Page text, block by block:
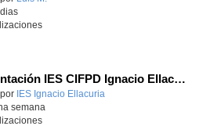
Presentación IES CIFPD Ignacio Ellacuría
educativo.
IES Ignacio Ellacuria
semana